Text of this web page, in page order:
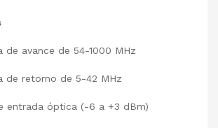
de avance de 54-1000 MHz
de retorno de 5-42 MHz
entrada óptica (-6 a +3 dBm)